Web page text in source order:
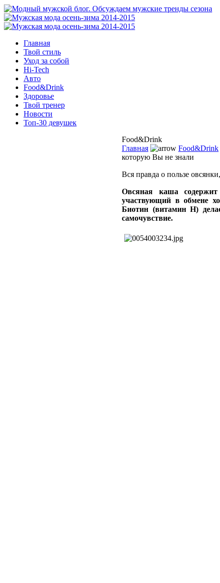
Главная
Твой стиль
Уход за собой
Hi-Tech
Авто
Food&Drink
Здоровье
Твой тренер
Новости
Топ-30 девушек
Food&Drink
Главная
Food&Drink
которую Вы не знали
Вся правда о пользе
Овсяная каша
участвующий в обмене
Биотин (витамин Н)
самочувствие.